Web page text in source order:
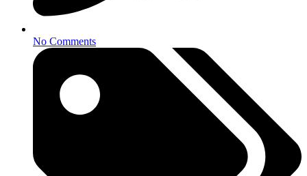
No Comments